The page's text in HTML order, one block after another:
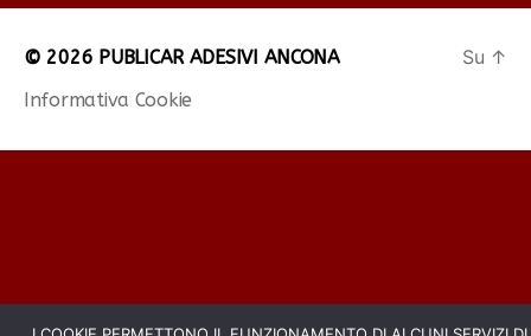
© 2026 PUBLICAR ADESIVI ANCONA
Informativa Cookie
Su ↑